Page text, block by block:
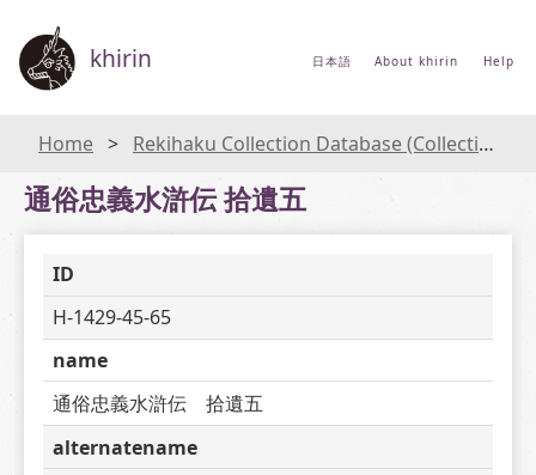
khirin 日本語 About khirin Help
Home Rekihaku Collection Database (Collections Database of the National Museum of Japanese History)
通俗忠義水滸伝 拾遺五
ID
H-1429-45-65
name
通俗忠義水滸伝　拾遺五
alternatename